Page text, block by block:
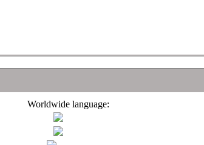
Worldwide language: